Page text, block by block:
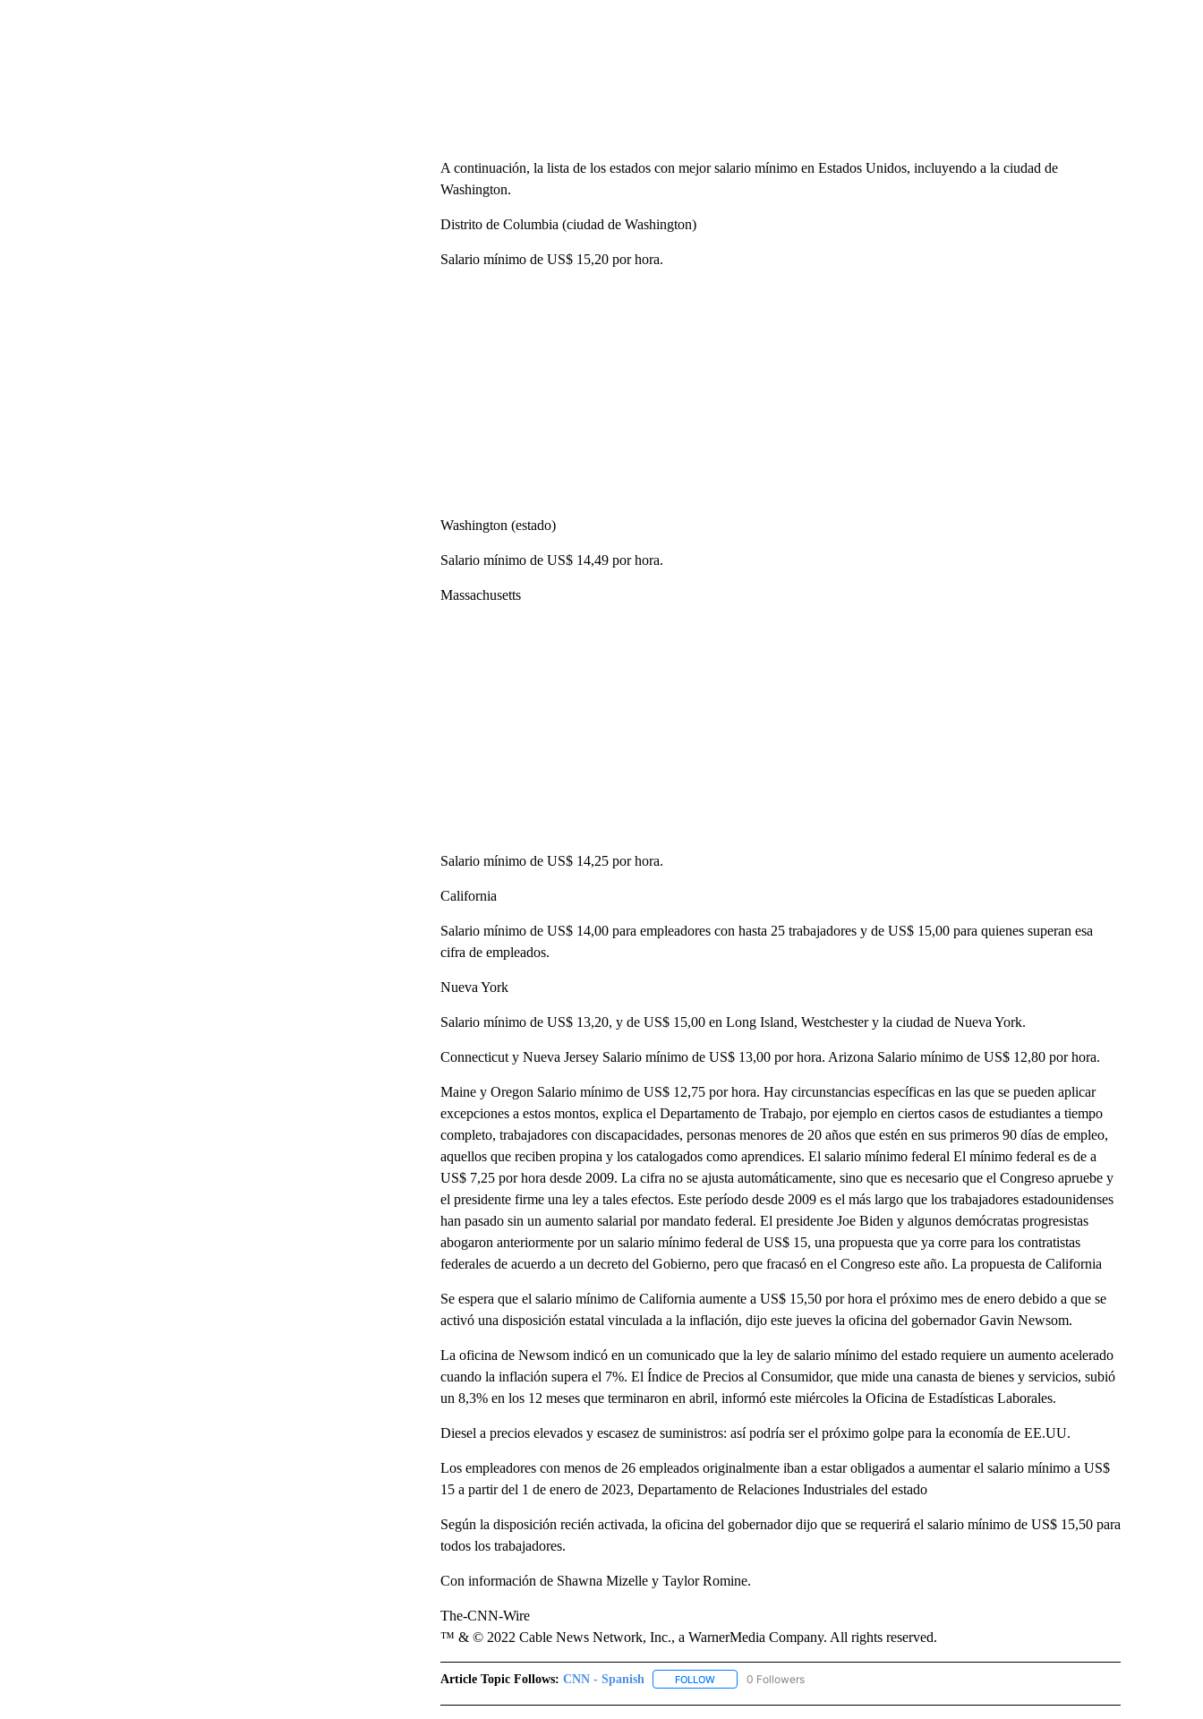
A continuación, la lista de los estados con mejor salario mínimo en Estados Unidos, incluyendo a la ciudad de
Washington.
Distrito de Columbia (ciudad de Washington)
Salario mínimo de US$ 15,20 por hora.
Washington (estado)
Salario mínimo de US$ 14,49 por hora.
Massachusetts
Salario mínimo de US$ 14,25 por hora.
California
Salario mínimo de US$ 14,00 para empleadores con hasta 25 trabajadores y de US$ 15,00 para quienes superan esa
cifra de empleados.
Nueva York
Salario mínimo de US$ 13,20, y de US$ 15,00 en Long Island, Westchester y la ciudad de Nueva York.
Connecticut y Nueva Jersey Salario mínimo de US$ 13,00 por hora. Arizona Salario mínimo de US$ 12,80 por hora.
Maine y Oregon Salario mínimo de US$ 12,75 por hora. Hay circunstancias específicas en las que se pueden aplicar
excepciones a estos montos, explica el Departamento de Trabajo, por ejemplo en ciertos casos de estudiantes a tiempo
completo, trabajadores con discapacidades, personas menores de 20 años que estén en sus primeros 90 días de empleo,
aquellos que reciben propina y los catalogados como aprendices. El salario mínimo federal El mínimo federal es de a
US$ 7,25 por hora desde 2009. La cifra no se ajusta automáticamente, sino que es necesario que el Congreso apruebe y
el presidente firme una ley a tales efectos. Este período desde 2009 es el más largo que los trabajadores estadounidenses
han pasado sin un aumento salarial por mandato federal. El presidente Joe Biden y algunos demócratas progresistas
abogaron anteriormente por un salario mínimo federal de US$ 15, una propuesta que ya corre para los contratistas
federales de acuerdo a un decreto del Gobierno, pero que fracasó en el Congreso este año. La propuesta de California
Se espera que el salario mínimo de California aumente a US$ 15,50 por hora el próximo mes de enero debido a que se
activó una disposición estatal vinculada a la inflación, dijo este jueves la oficina del gobernador Gavin Newsom.
La oficina de Newsom indicó en un comunicado que la ley de salario mínimo del estado requiere un aumento acelerado
cuando la inflación supera el 7%. El Índice de Precios al Consumidor, que mide una canasta de bienes y servicios, subió
un 8,3% en los 12 meses que terminaron en abril, informó este miércoles la Oficina de Estadísticas Laborales.
Diesel a precios elevados y escasez de suministros: así podría ser el próximo golpe para la economía de EE.UU.
Los empleadores con menos de 26 empleados originalmente iban a estar obligados a aumentar el salario mínimo a US$
15 a partir del 1 de enero de 2023, Departamento de Relaciones Industriales del estado
Según la disposición recién activada, la oficina del gobernador dijo que se requerirá el salario mínimo de US$ 15,50 para
todos los trabajadores.
Con información de Shawna Mizelle y Taylor Romine.
The-CNN-Wire
™ & © 2022 Cable News Network, Inc., a WarnerMedia Company. All rights reserved.
Article Topic Follows: CNN - Spanish FOLLOWFOLLOW "CNN - SPANISH" TO RECEIVE NOTIFICATIONS ABOUT NEW PAGES ON "CNN - SPANISH".
0 Followers